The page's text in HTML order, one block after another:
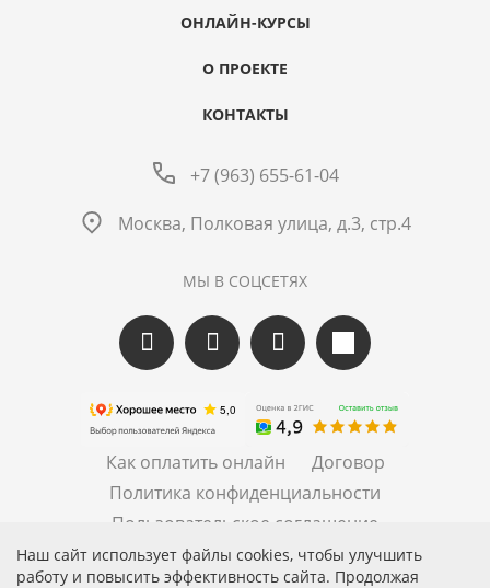
ОНЛАЙН-КУРСЫ
О ПРОЕКТЕ
КОНТАКТЫ
+7 (963) 655-61-04
Москва, Полковая улица, д.3, стр.4
МЫ В СОЦСЕТЯХ
Как оплатить онлайн
Договор
Политика конфиденциальности
Пользовательское соглашение
Правила рассылок
Наш сайт использует файлы cookies, чтобы улучшить
работу и повысить эффективность сайта. Продолжая